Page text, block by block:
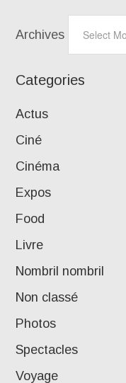
Archives
Categories
Actus
Ciné
Cinéma
Expos
Food
Livre
Nombril nombril
Non classé
Photos
Spectacles
Voyage